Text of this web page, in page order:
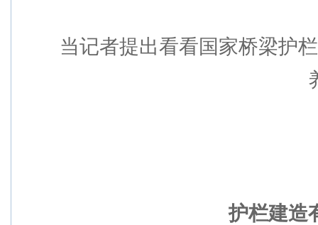
当记者提出看看国家桥梁护栏
护栏建造